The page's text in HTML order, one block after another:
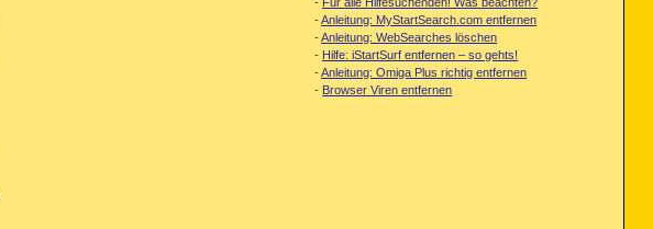
-Anleitung: MyStartSearch.com entfernen
-Anleitung: WebSearches löschen
- Hilfe: iStartSurf entfernen – so gehts!
-Anleitung: Omiga Plus richtig entfernen
- Browser Viren entfernen